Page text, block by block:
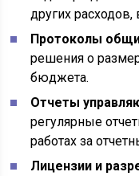
других
Протоколы
решения о
бюджета.
Отчеты
регулярные
работах за
Лицензии и